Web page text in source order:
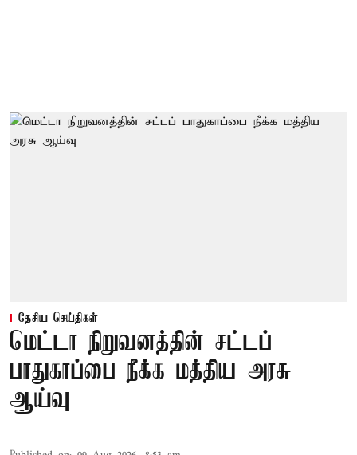
தேசிய செய்திகள்
மெட்டா நிறுவனத்தின் சட்டப்
பாதுகாப்பை நீக்க மத்திய அரசு
ஆய்வு